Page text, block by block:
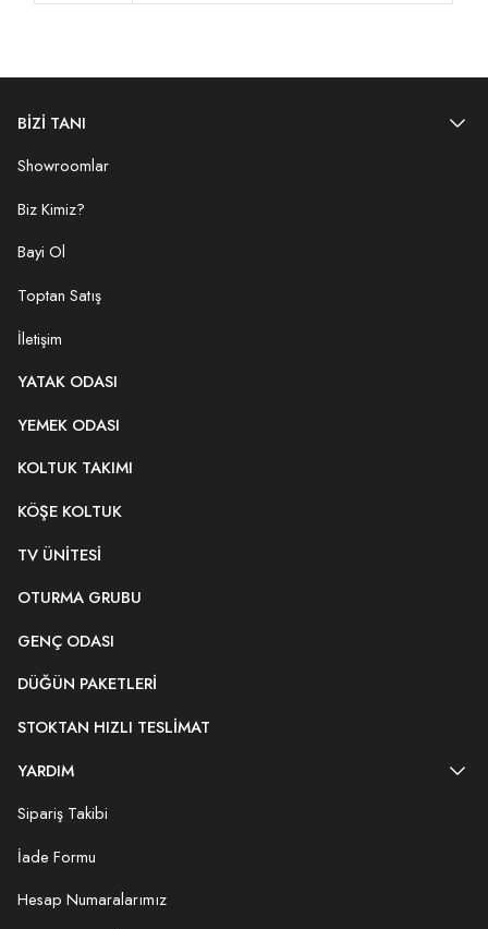
BİZİ TANI
Showroomlar
Biz Kimiz?
Bayi Ol
Toptan Satış
İletişim
YATAK ODASI
YEMEK ODASI
KOLTUK TAKIMI
KÖŞE KOLTUK
TV ÜNITESI
OTURMA GRUBU
GENÇ ODASI
DÜĞÜN PAKETLERI
STOKTAN HIZLI TESLIMAT
YARDIM
Sipariş Takibi
İade Formu
Hesap Numaralarımız